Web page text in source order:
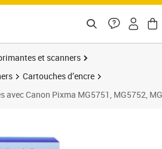
et scanners
Cartouches d’encre
avec Canon Pixma MG5751, MG5752,